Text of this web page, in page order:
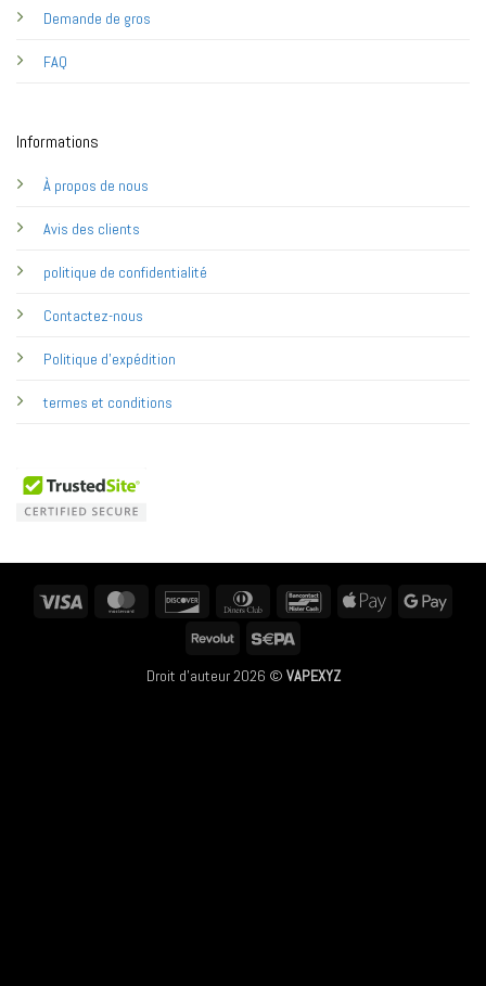
Demande de gros
FAQ
Informations
À propos de nous
Avis des clients
politique de confidentialité
Contactez-nous
Politique d'expédition
termes et conditions
MasterCard Discover
Dinners
BancontactApple
Revolut
Droit d'auteur 2026 © VAPEXYZ